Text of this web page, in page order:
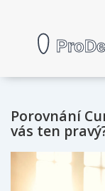
Porovnání
vás ten